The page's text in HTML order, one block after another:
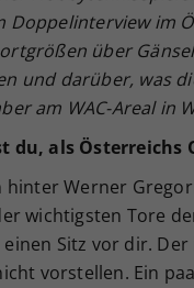
Doppelinterview im
über
und darüber, was
am WAC-Areal in
du, als
hinter Werner
wichtigsten Tore
Sitz vor dir.
vorstellen. Ein